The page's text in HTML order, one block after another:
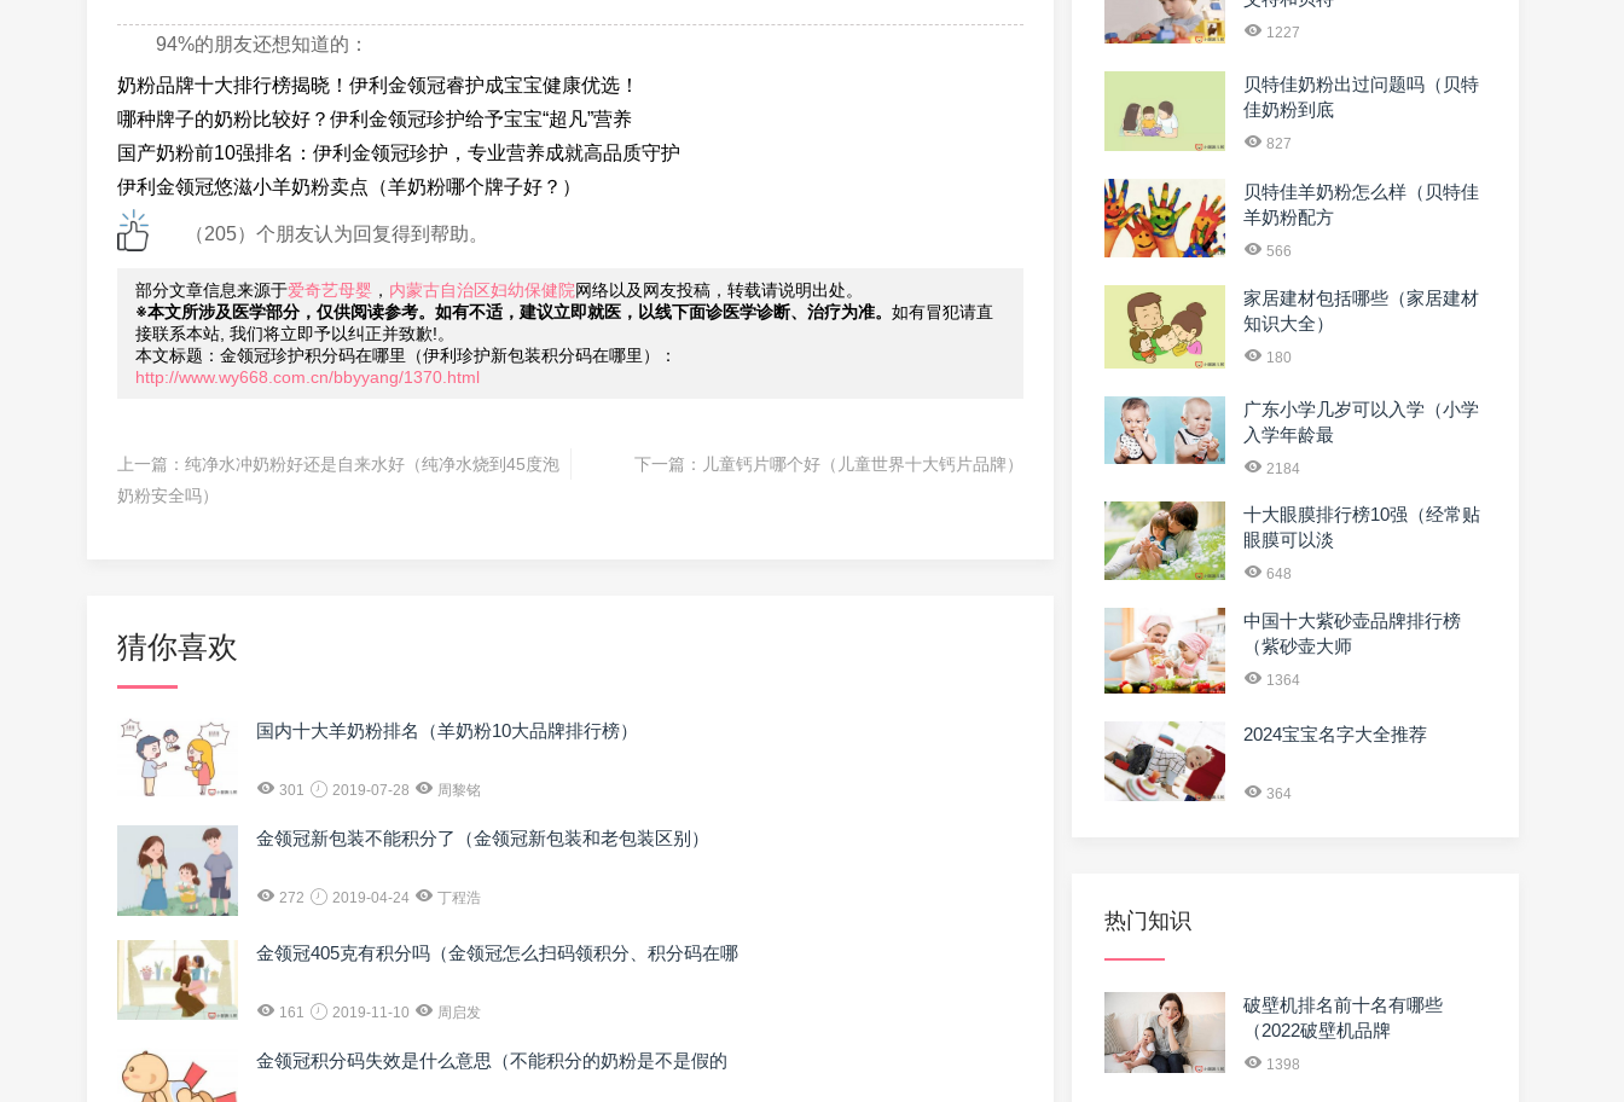
94%的朋友还想知道的：
奶粉品牌十大排行榜揭晓！伊利金领冠睿护成宝宝健康优选！
哪种牌子的奶粉比较好？伊利金领冠珍护给予宝宝“超凡”营养
国产奶粉前10强排名：伊利金领冠珍护，专业营养成就高品质守护
伊利金领冠悠滋小羊奶粉卖点（羊奶粉哪个牌子好？）
（205）个朋友认为回复得到帮助。
部分文章信息来源于爱奇艺母婴 ， 内蒙古自治区妇幼保健院网络以及网友投稿，转载请说明出处。
※本文所涉及医学部分，仅供阅读参考。如有不适，建议立即就医，以线下面诊医学诊断、治疗为准。 如有冒犯请直
接联系本站, 我们将立即予以纠正并致歉!。
本文标题：金领冠珍护积分码在哪里（伊利珍护新包装积分码在哪里）：
http://www.wy668.com.cn/bbyyang/1370.html
上一篇： 纯净水冲奶粉好还是自来水好（纯净水烧到45度泡
奶粉安全吗）
下一篇： 儿童钙片哪个好（儿童世界十大钙片品牌）
猜你喜欢
国内十大羊奶粉排名（羊奶粉10大品牌排行榜）
301 2019-07-28 周黎铭
金领冠新包装不能积分了（金领冠新包装和老包装区别）
272 2019-04-24 丁程浩
金领冠405克有积分吗（金领冠怎么扫码领积分、积分码在哪
161 2019-11-10 周启发
金领冠积分码失效是什么意思（不能积分的奶粉是不是假的
1227
贝特佳奶粉出过问题吗（贝特
佳奶粉到底
827
贝特佳羊奶粉怎么样（贝特佳
羊奶粉配方
566
家居建材包括哪些（家居建材
知识大全）
180
广东小学几岁可以入学（小学
入学年龄最
2184
十大眼膜排行榜10强（经常贴
眼膜可以淡
648
中国十大紫砂壶品牌排行榜
（紫砂壶大师
1364
2024宝宝名字大全推荐
364
热门知识
破壁机排名前十名有哪些
（2022破壁机品牌
1398